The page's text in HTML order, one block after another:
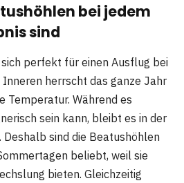
bei jedem
sind
perfekt für einen Ausflug bei
herrscht das ganze Jahr
Temperatur. Während es
sein kann, bleibt es in der
sind die Beatushöhlen
beliebt, weil sie
bieten. Gleichzeitig